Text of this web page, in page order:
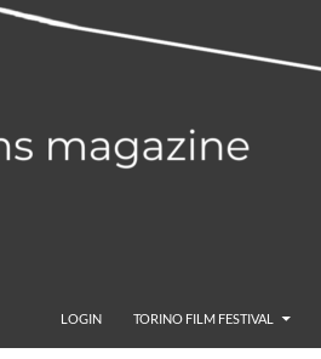
LOGIN TORINO FILM FESTIVAL